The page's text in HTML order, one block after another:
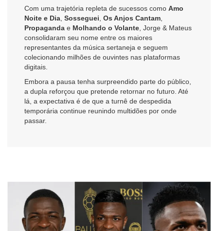
Com uma trajetória repleta de sucessos como Amo
Noite e Dia, Sosseguei, Os Anjos Cantam,
Propaganda e Molhando o Volante, Jorge & Mateus
consolidaram seu nome entre os maiores
representantes da música sertaneja e seguem
colecionando milhões de ouvintes nas plataformas
digitais.
Embora a pausa tenha surpreendido parte do público,
a dupla reforçou que pretende retornar no futuro. Até
lá, a expectativa é de que a turnê de despedida
temporária continue reunindo multidões por onde
passar.